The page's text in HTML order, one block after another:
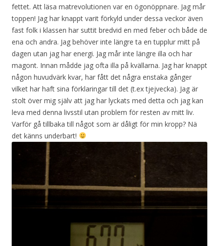
fettet. Att läsa matrevolutionen var en ögonöppnare. Jag mår
toppen! Jag har knappt varit förkyld under dessa veckor även
fast folk i klassen har suttit bredvid en med feber och både de
ena och andra. Jag behöver inte längre ta en tupplur mitt på
dagen utan jag har energi. Jag mår inte längre illa och har
magont. Innan mådde jag ofta illa på kvällarna. Jag har knappt
någon huvudvärk kvar, har fått det några enstaka gånger
vilket har haft sina förklaringar till det (t.ex tjejvecka). Jag är
stolt över mig själv att jag har lyckats med detta och jag kan
leva med denna livsstil utan problem för resten av mitt liv.
Varför gå tillbaka till något som är dåligt för min kropp? Nä
det känns underbart!